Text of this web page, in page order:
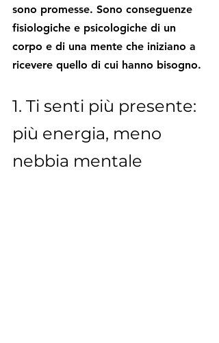
sono promesse. Sono conseguenze
fisiologiche e psicologiche di un
corpo e di una mente che iniziano a
ricevere quello di cui hanno bisogno.
1. Ti senti più presente:
più energia, meno
nebbia mentale